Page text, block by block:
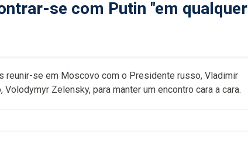
se com Putin "em qualquer
reunir-se em Moscovo com o Presidente russo, Vladimir
Zelensky, para manter um encontro cara a cara.